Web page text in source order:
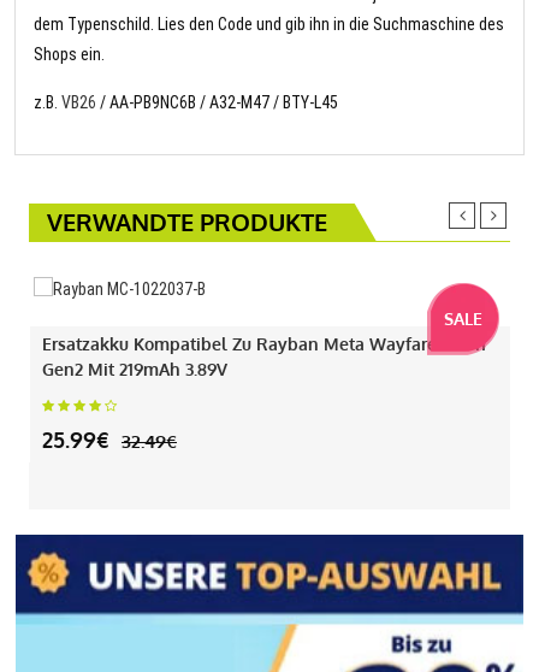
dem Typenschild. Lies den Code und gib ihn in die Suchmaschine des
Shops ein.
z.B. VB26 / AA-PB9NC6B / A32-M47 / BTY-L45
VERWANDTE PRODUKTE
SALE
Ersatzakku Kompatibel Zu Rayban Meta Wayfarer Gen1
Gen2 Mit 219mAh 3.89V
25.99€ 32.49€